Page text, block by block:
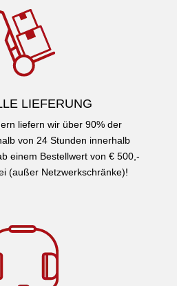
LIEFERUNG
liefern wir über 90% der
von 24 Stunden innerhalb
einem Bestellwert von € 500,-
(außer Netzwerkschränke)!